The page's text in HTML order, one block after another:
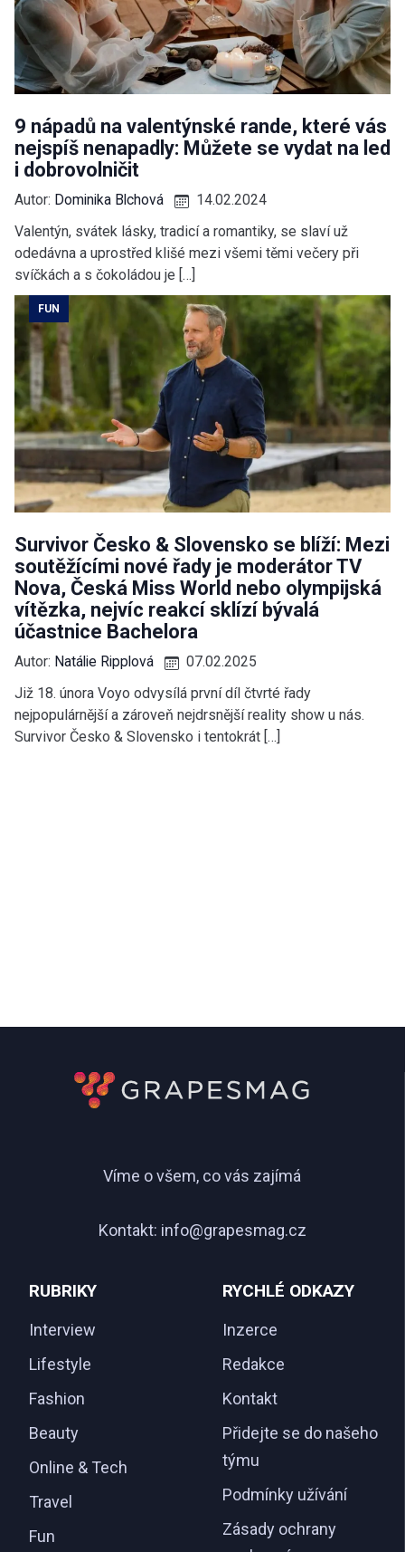
9 nápadů na valentýnské rande, které vás
nejspíš nenapadly: Můžete se vydat na led
i dobrovolničit
Autor: Dominika Blchová
14.02.2024
Valentýn, svátek lásky, tradicí a romantiky, se slaví už
odedávna a uprostřed klišé mezi všemi těmi večery při
svíčkách a s čokoládou je […]
FUN
Survivor Česko & Slovensko se blíží: Mezi
soutěžícími nové řady je moderátor TV
Nova, Česká Miss World nebo olympijská
vítězka, nejvíc reakcí sklízí bývalá
účastnice Bachelora
Autor: Natálie Ripplová
07.02.2025
Již 18. února Voyo odvysílá první díl čtvrté řady
nejpopulárnější a zároveň nejdrsnější reality show u nás.
Survivor Česko & Slovensko i tentokrát […]
Víme o všem, co vás zajímá
Kontakt: info@grapesmag.cz
RUBRIKY
Interview
Lifestyle
Fashion
Beauty
Online & Tech
Travel
Fun
RYCHLÉ ODKAZY
Inzerce
Redakce
Kontakt
Přidejte se do našeho
týmu
Podmínky užívání
Zásady ochrany